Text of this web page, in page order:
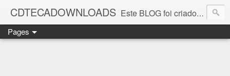
CDTECADOWNLOADS Este BLOG foi criado para os amantes da música. Aqui você encontra vários álbuns musicais. Todos os ritmos, álbuns antigos que foi e continua sendo SUCESSO.
Pages